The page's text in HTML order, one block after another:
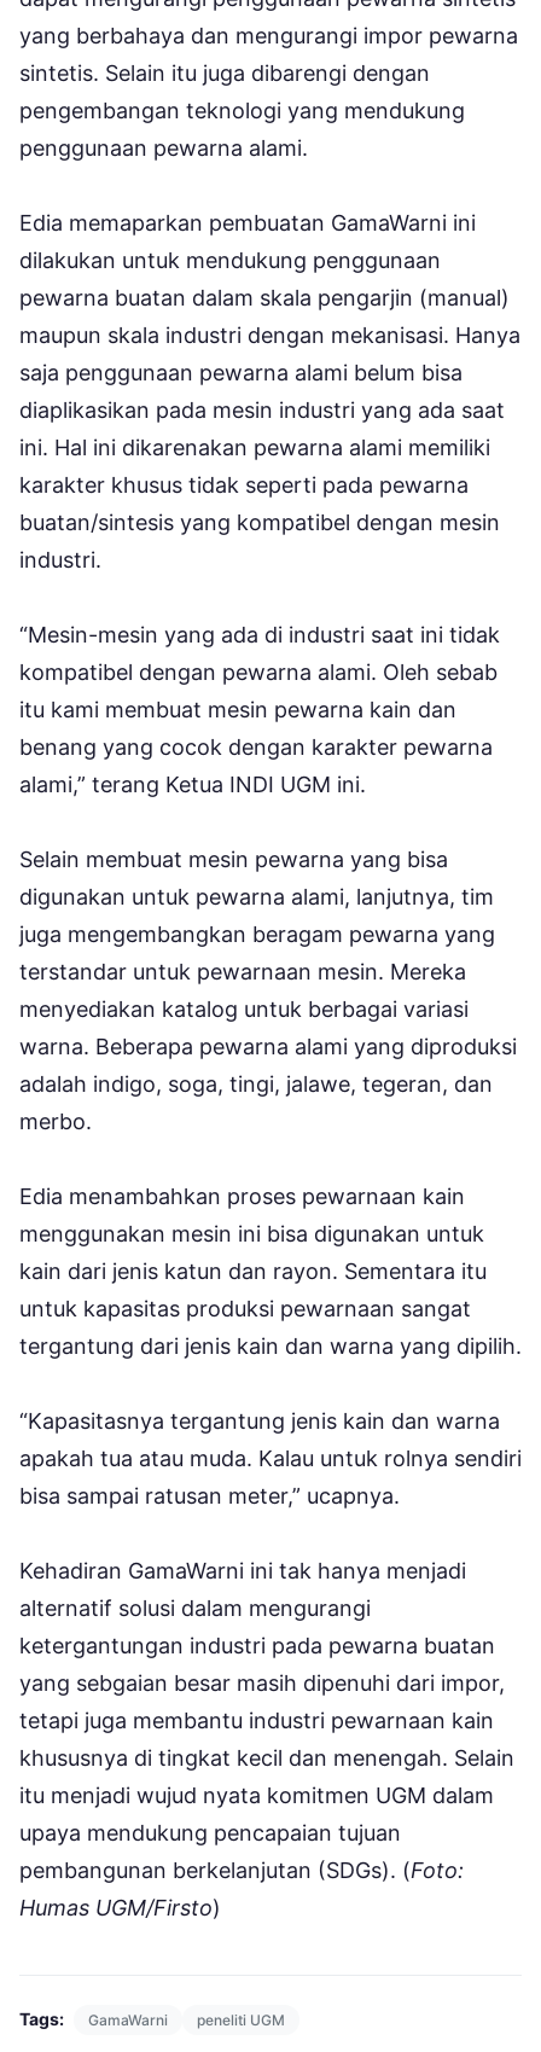
yang berbahaya dan mengurangi impor pewarna
sintetis. Selain itu juga dibarengi dengan
pengembangan teknologi yang mendukung
penggunaan pewarna alami.
Edia memaparkan pembuatan GamaWarni ini
dilakukan untuk mendukung penggunaan
pewarna buatan dalam skala pengarjin (manual)
maupun skala industri dengan mekanisasi. Hanya
saja penggunaan pewarna alami belum bisa
diaplikasikan pada mesin industri yang ada saat
ini. Hal ini dikarenakan pewarna alami memiliki
karakter khusus tidak seperti pada pewarna
buatan/sintesis yang kompatibel dengan mesin
industri.
“Mesin-mesin yang ada di industri saat ini tidak
kompatibel dengan pewarna alami. Oleh sebab
itu kami membuat mesin pewarna kain dan
benang yang cocok dengan karakter pewarna
alami,” terang Ketua INDI UGM ini.
Selain membuat mesin pewarna yang bisa
digunakan untuk pewarna alami, lanjutnya, tim
juga mengembangkan beragam pewarna yang
terstandar untuk pewarnaan mesin. Mereka
menyediakan katalog untuk berbagai variasi
warna. Beberapa pewarna alami yang diproduksi
adalah indigo, soga, tingi, jalawe, tegeran, dan
merbo.
Edia menambahkan proses pewarnaan kain
menggunakan mesin ini bisa digunakan untuk
kain dari jenis katun dan rayon. Sementara itu
untuk kapasitas produksi pewarnaan sangat
tergantung dari jenis kain dan warna yang dipilih.
“Kapasitasnya tergantung jenis kain dan warna
apakah tua atau muda. Kalau untuk rolnya sendiri
bisa sampai ratusan meter,” ucapnya.
Kehadiran GamaWarni ini tak hanya menjadi
alternatif solusi dalam mengurangi
ketergantungan industri pada pewarna buatan
yang sebgaian besar masih dipenuhi dari impor,
tetapi juga membantu industri pewarnaan kain
khususnya di tingkat kecil dan menengah. Selain
itu menjadi wujud nyata komitmen UGM dalam
upaya mendukung pencapaian tujuan
pembangunan berkelanjutan (SDGs). (Foto:
Humas UGM/Firsto)
Tags: GamaWarni peneliti UGM